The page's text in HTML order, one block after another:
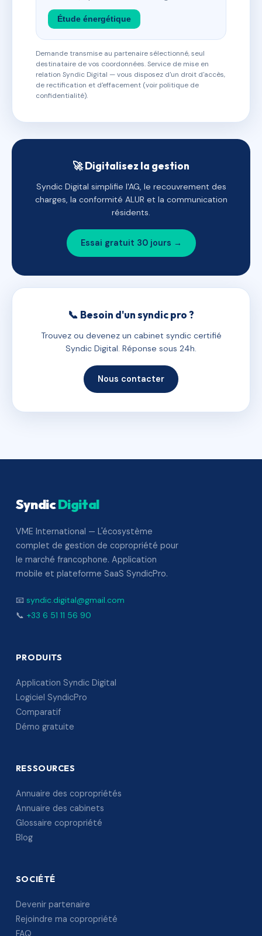
Étude énergétique
Demande transmise au partenaire sélectionné, seul
destinataire de vos coordonnées. Service de mise en
relation Syndic Digital — vous disposez d'un droit d'accès,
de rectification et d'effacement (voir politique de
confidentialité).
🚀 Digitalisez la gestion
Syndic Digital simplifie l'AG, le recouvrement des
charges, la conformité ALUR et la communication
résidents.
Essai gratuit 30 jours →
📞 Besoin d'un syndic pro ?
Trouvez ou devenez un cabinet syndic certifié
Syndic Digital. Réponse sous 24h.
Nous contacter
SyndicDigital
VME International — L'écosystème
complet de gestion de copropriété pour
le marché francophone. Application
mobile et plateforme SaaS SyndicPro.
📧 syndic.digital@gmail.com
📞 +33 6 51 11 56 90
PRODUITS
Application Syndic Digital
Logiciel SyndicPro
Comparatif
Démo gratuite
RESSOURCES
Annuaire des copropriétés
Annuaire des cabinets
Glossaire copropriété
Blog
SOCIÉTÉ
Devenir partenaire
Rejoindre ma copropriété
FAQ